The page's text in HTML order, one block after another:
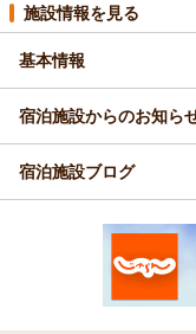
施設情報を見る
基本情報
宿泊施設からのお知ら
宿泊施設ブログ